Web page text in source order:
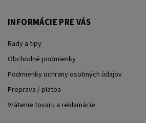
INFORMÁCIE PRE VÁS
Rady a tipy
Obchodné podmienky
Podmienky ochrany osobných údajov
Preprava / platba
Vrátenie tovaru a reklamácie